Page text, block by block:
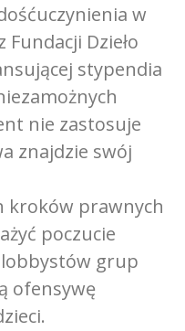
w
Fundacji Dzieło
stypendia
nie zastosuje
znajdzie swój
kroków prawnych
poczucie
grup
ofensywę